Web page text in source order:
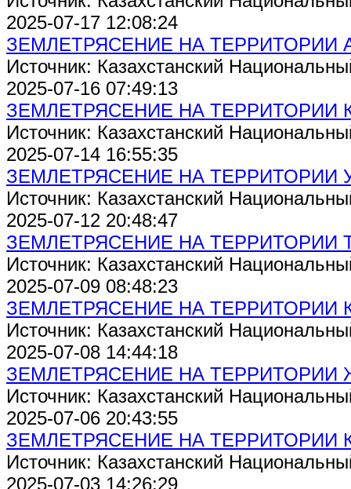
2025-07-17 12:08:24
ЗЕМЛЕТРЯСЕНИЕ НА ТЕРРИТОРИИ
Источник: Казахстанский
2025-07-16 07:49:13
ЗЕМЛЕТРЯСЕНИЕ НА ТЕРРИТОРИИ
Источник: Казахстанский
2025-07-14 16:55:35
ЗЕМЛЕТРЯСЕНИЕ НА ТЕРРИТОРИИ
Источник: Казахстанский
2025-07-12 20:48:47
ЗЕМЛЕТРЯСЕНИЕ НА ТЕРРИТОРИИ
Источник: Казахстанский
2025-07-09 08:48:23
ЗЕМЛЕТРЯСЕНИЕ НА ТЕРРИТОРИИ
Источник: Казахстанский
2025-07-08 14:44:18
ЗЕМЛЕТРЯСЕНИЕ НА
Источник: Казахстанский
2025-07-06 20:43:55
ЗЕМЛЕТРЯСЕНИЕ НА ТЕРРИТОРИИ
Источник: Казахстанский
2025-07-03 14:26:29